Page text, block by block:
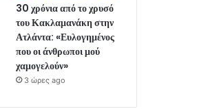
30 χρόνια από το χρυσό
του Κακλαμανάκη στην
Ατλάντα: «Ευλογημένος
που οι άνθρωποι μού
χαμογελούν»
3 ώρες ago